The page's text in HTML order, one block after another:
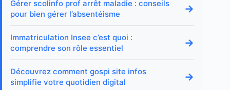
Gérer scolinfo prof arrêt maladie : conseils
pour bien gérer l’absentéisme
→
Immatriculation Insee c’est quoi :
comprendre son rôle essentiel
→
Découvrez comment gospi site infos
simplifie votre quotidien digital
→